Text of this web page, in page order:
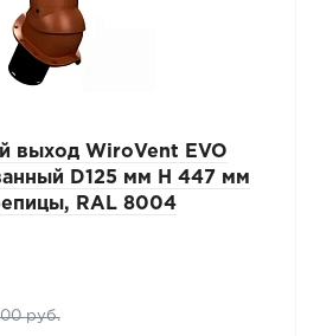
выход WiroVent EVO
D125 мм Н 447 мм
RAL 8004
руб.